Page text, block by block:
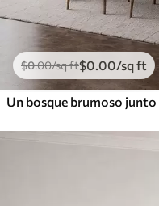
$0.00/sq ft$0 .00/sq ft